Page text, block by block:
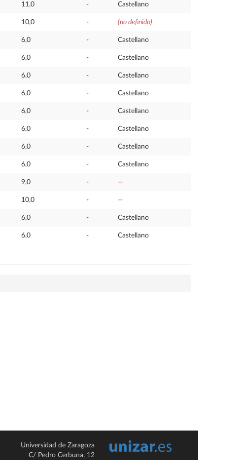
11,0 - Castellano
10,0 - (no definido)
6,0 - Castellano
6,0 - Castellano
6,0 - Castellano
6,0 - Castellano
6,0 - Castellano
6,0 - Castellano
6,0 - Castellano
6,0 - Castellano
9,0 - —
10,0 - —
6,0 - Castellano
6,0 - Castellano
Universidad de Zaragoza
C/ Pedro Cerbuna, 12